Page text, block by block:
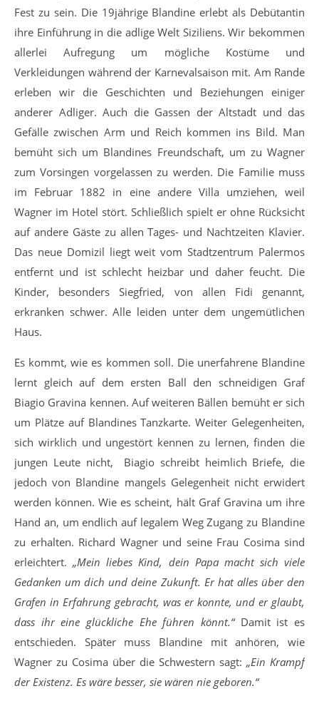
Fest zu sein. Die 19jährige Blandine erlebt als Debütantin
ihre Einführung in die adlige Welt Siziliens. Wir bekommen
allerlei Aufregung um mögliche Kostüme und
Verkleidungen während der Karnevalsaison mit. Am Rande
erleben wir die Geschichten und Beziehungen einiger
anderer Adliger. Auch die Gassen der Altstadt und das
Gefälle zwischen Arm und Reich kommen ins Bild. Man
bemüht sich um Blandines Freundschaft, um zu Wagner
zum Vorsingen vorgelassen zu werden. Die Familie muss
im Februar 1882 in eine andere Villa umziehen, weil
Wagner im Hotel stört. Schließlich spielt er ohne Rücksicht
auf andere Gäste zu allen Tages- und Nachtzeiten Klavier.
Das neue Domizil liegt weit vom Stadtzentrum Palermos
entfernt und ist schlecht heizbar und daher feucht. Die
Kinder, besonders Siegfried, von allen Fidi genannt,
erkranken schwer. Alle leiden unter dem ungemütlichen
Haus.
Es kommt, wie es kommen soll. Die unerfahrene Blandine
lernt gleich auf dem ersten Ball den schneidigen Graf
Biagio Gravina kennen. Auf weiteren Bällen bemüht er sich
um Plätze auf Blandines Tanzkarte. Weiter Gelegenheiten,
sich wirklich und ungestört kennen zu lernen, finden die
jungen Leute nicht, Biagio schreibt heimlich Briefe, die
jedoch von Blandine mangels Gelegenheit nicht erwidert
werden können. Wie es scheint, hält Graf Gravina um ihre
Hand an, um endlich auf legalem Weg Zugang zu Blandine
zu erhalten. Richard Wagner und seine Frau Cosima sind
erleichtert.„Mein liebes Kind, dein Papa macht sich viele
Gedanken um dich und deine Zukunft. Er hat alles über den
Grafen in Erfahrung gebracht, was er konnte, und er glaubt,
dass ihr eine glückliche Ehe führen könnt.“ Damit ist es
entschieden. Später muss Blandine mit anhören, wie
Wagner zu Cosima über die Schwestern sagt: „Ein Krampf
der Existenz. Es wäre besser, sie wären nie geboren.“